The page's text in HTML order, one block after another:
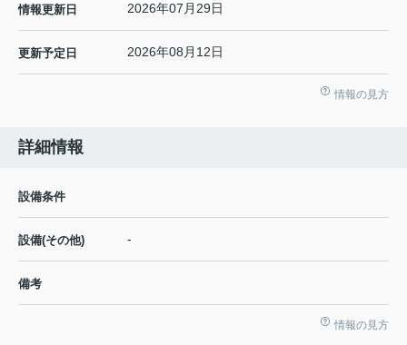
情報更新日 2026年07月29日
更新予定日 2026年08月12日
情報の見方
詳細情報
設備条件
設備(その他) -
備考
情報の見方